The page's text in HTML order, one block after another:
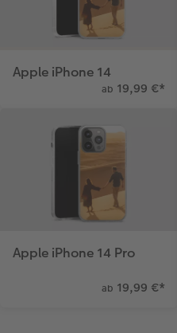
Apple iPhone 14
ab 19,99 €*
Apple iPhone 14 Pro
ab 19,99 €*